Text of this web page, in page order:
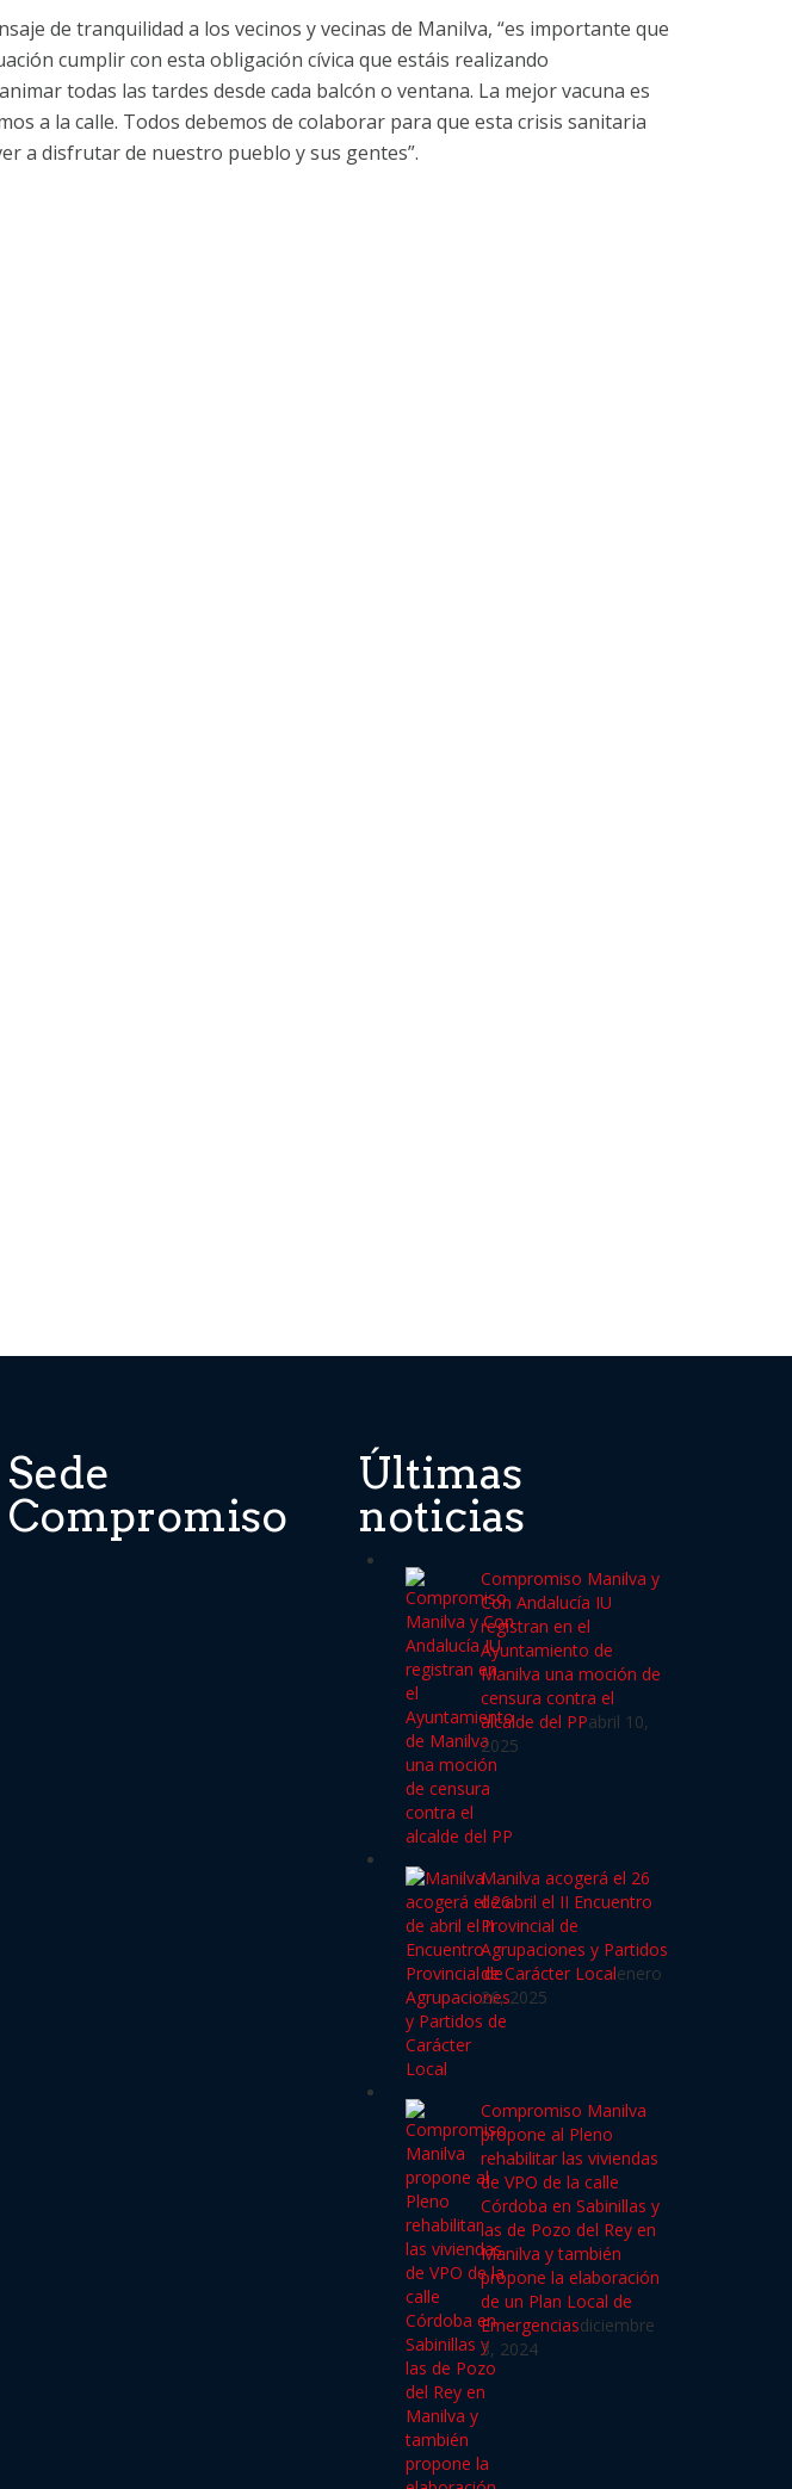
de tranquilidad a los vecinos y vecinas de Manilva, “es importante que
cumplir con esta obligación cívica que estáis realizando
todas las tardes desde cada balcón o ventana. La mejor vacuna es
a la calle. Todos debemos de colaborar para que esta crisis sanitaria
a disfrutar de nuestro pueblo y sus gentes”.
Sede
Compromiso
Últimas
noticias
Compromiso Manilva y
Con Andalucía IU
registran en el
Ayuntamiento de
Manilva una moción de
censura contra el
alcalde del PPabril 10,
2025
Manilva acogerá el 26
de abril el II Encuentro
Provincial de
Agrupaciones y Partidos
de Carácter Localenero
26, 2025
Compromiso Manilva
propone al Pleno
rehabilitar las viviendas
de VPO de la calle
Córdoba en Sabinillas y
las de Pozo del Rey en
Manilva y también
propone la elaboración
de un Plan Local de
Emergenciasdiciembre
3, 2024